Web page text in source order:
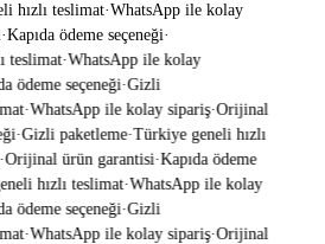
hızlı teslimat·WhatsApp ile kolay
·Kapıda ödeme seçeneği·
teslimat·WhatsApp ile kolay
ödeme seçeneği·Gizli
·WhatsApp ile kolay sipariş·Orijinal
·Gizli paketleme·Türkiye geneli hızlı
Orijinal ürün garantisi·Kapıda ödeme
hızlı teslimat·WhatsApp ile kolay
ödeme seçeneği·Gizli
·WhatsApp ile kolay sipariş·Orijinal